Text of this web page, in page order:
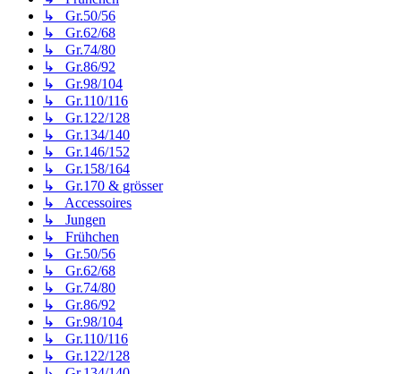
↳ Gr.50/56
↳ Gr.62/68
↳ Gr.74/80
↳ Gr.86/92
↳ Gr.98/104
↳ Gr.110/116
↳ Gr.122/128
↳ Gr.134/140
↳ Gr.146/152
↳ Gr.158/164
↳ Gr.170 & grösser
↳ Accessoires
↳ Jungen
↳ Frühchen
↳ Gr.50/56
↳ Gr.62/68
↳ Gr.74/80
↳ Gr.86/92
↳ Gr.98/104
↳ Gr.110/116
↳ Gr.122/128